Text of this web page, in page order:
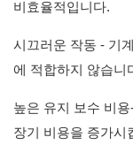
비효율적입니다.
시끄러운 작동 - 기
에 적합하지 않습니
높은 유지 보수 비
장기 비용을 증가시